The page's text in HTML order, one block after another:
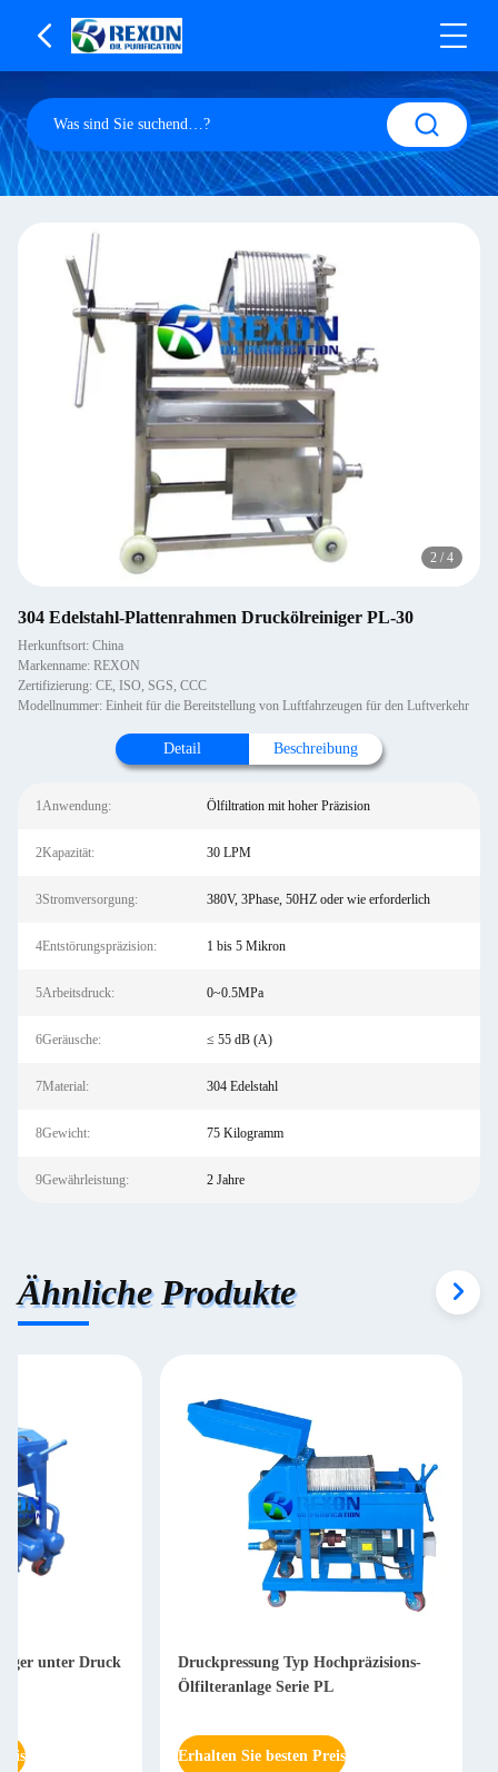
2 / 4
304 Edelstahl-Plattenrahmen Druckölreiniger PL-30
Herkunftsort: China
Markenname: REXON
Zertifizierung: CE, ISO, SGS, CCC
Modellnummer: Einheit für die Bereitstellung von Luftfahrzeugen für den Luftverkehr
Detail Beschreibung
1Anwendung: Ölfiltration mit hoher Präzision
2Kapazität: 30 LPM
3Stromversorgung: 380V, 3Phase, 50HZ oder wie erforderlich
4Entstörungspräzision: 1 bis 5 Mikron
5Arbeitsdruck: 0~0.5MPa
6Geräusche: ≤ 55 dB (A)
7Material: 304 Edelstahl
8Gewicht: 75 Kilogramm
9Gewährleistung: 2 Jahre
Ähnliche Produkte
unter Druck
Druckpressung Typ Hochpräzisions-
Ölfilteranlage Serie PL
Erhalten Sie besten Preis